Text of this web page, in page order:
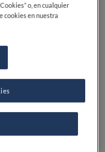
o, en cualquier
cookies en nuestra